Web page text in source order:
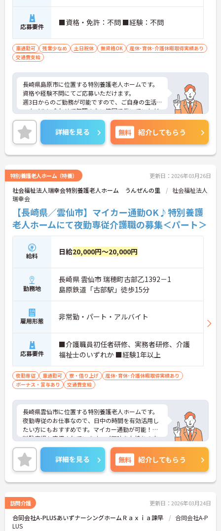
応募要件 ■資格・免許：不問 ■経験：不問
車通勤可 残業少なめ 土日祝休 無資格OK
産休･育休･介護休暇取得実績あり
交通費支給
長崎県島原市に位置する特別養護老人ホームです。
資格や経験不問にてご応募いただけます。
週3日からのご勤務が可能ですので、ご自身の生活
スタイルに合わせて無理のない範囲で働いていただ
けます。
ご興味のある方には、面接対策ポイントなど、さら
に詳細をお話しいたしますのでお気軽にご相談くだ
さい！
詳細を見る 無料 紹介してもらう
特別養護老人ホーム（特養） 更新日：2026年03月26日
社会福祉法人瑞幸会特別養護老人ホーム うんぜんの里
社会福祉法人
瑞幸会
【長崎県／雲仙市】マイカー通勤OK♪特別養護
老人ホームにて夜勤専従介護職の募集＜パート＞
給料 日給20,000円～20,000円
勤務地
長崎県 雲仙市 瑞穂町古部乙1392－1
島原鉄道「古部駅」徒歩15分
雇用形態 非常勤・パート・アルバイト
応募要件
■介護職員初任者研修、実務者研修、介護
福祉士のいずれか ■経験1年以上
夜勤専従 車通勤可 寮・借り上げ
産休･育休･介護休暇取得実績あり
ボーナス・賞与あり
交通費支給
長崎県雲仙市に位置する特別養護老人ホームです。
夜勤専従のお仕事なので、日中の時間を有効活用し
たい方にもおすすめです。マイカー通勤が可能！無
料駐車場も完備されています。ご興味をお持ちの方
はお気軽にお問い合わせください。
詳細を見る 無料 紹介してもらう
訪問介護 更新日：2026年03月24日
合同会社A-PLUSあいずナーシングホームＲａｘｉａ諫早
合同会社A-P
LUS